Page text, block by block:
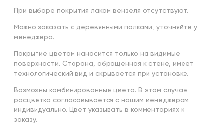
При выборе покрытия лаком вензеля отсутствуют.
Можно заказать с деревянными полками, уточняйте у
менеджера.
Покрытие цветом наносится только на видимые
поверхности. Сторона, обращенная к стене, имеет
технологический вид и скрывается при установке.
Возможны комбинированные цвета. В этом случае
расцветка согласовывается с нашим менеджером
индивидуально. Цвет указывать в комментариях к
заказу.